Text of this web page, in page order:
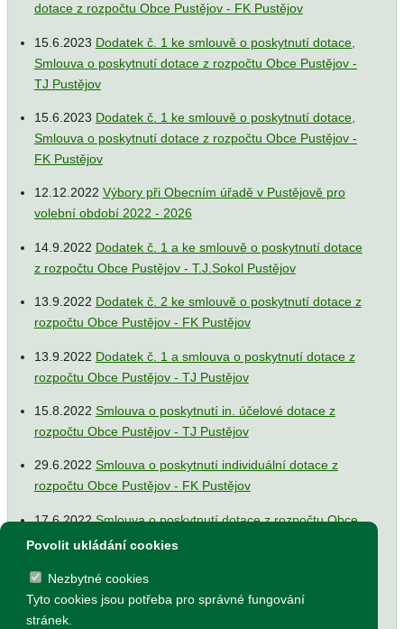
dotace z rozpočtu Obce Pustějov - FK Pustějov
15.6.2023 Dodatek č. 1 ke smlouvě o poskytnutí dotace,
Smlouva o poskytnutí dotace z rozpočtu Obce Pustějov -
TJ Pustějov
15.6.2023 Dodatek č. 1 ke smlouvě o poskytnutí dotace,
Smlouva o poskytnutí dotace z rozpočtu Obce Pustějov -
FK Pustějov
12.12.2022 Výbory při Obecním úřadě v Pustějově pro
volební období 2022 - 2026
14.9.2022 Dodatek č. 1 a ke smlouvě o poskytnutí dotace
z rozpočtu Obce Pustějov - T.J.Sokol Pustějov
13.9.2022 Dodatek č. 2 ke smlouvě o poskytnutí dotace z
rozpočtu Obce Pustějov - FK Pustějov
13.9.2022 Dodatek č. 1 a smlouva o poskytnutí dotace z
rozpočtu Obce Pustějov - TJ Pustějov
15.8.2022 Smlouva o poskytnutí in. účelové dotace z
rozpočtu Obce Pustějov - TJ Pustějov
29.6.2022 Smlouva o poskytnutí individuální dotace z
rozpočtu Obce Pustějov - FK Pustějov
17.6.2022 Smlouva o poskytnutí dotace z rozpočtu Obce
Pustějov - Římskokatolická farnost Pustějov
17.6.2022 Dodatek č. 1 ke smlouvě o poskytnutí dotace z
rozpočtu Obce Pustějov - FK Pustějov
Povolit ukládání cookies
Nezbytné cookies
Tyto cookies jsou potřeba pro správné fungování
stránek.